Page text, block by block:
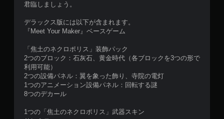
君臨しましょう。
デラックス版には以下が含まれます。
『Meet Your Maker』ベースゲーム
「焦土のネクロポリス」装飾パック
2つのブロック：石灰石、黄金時代（各ブロックを3つの形で
利用可能）
2つの設備パネル：翼を象った飾り、寺院の電灯
1つのアニメーション設備パネル：回転する謎
8つのデカール
1つの「焦土のネクロポリス」武器スキン